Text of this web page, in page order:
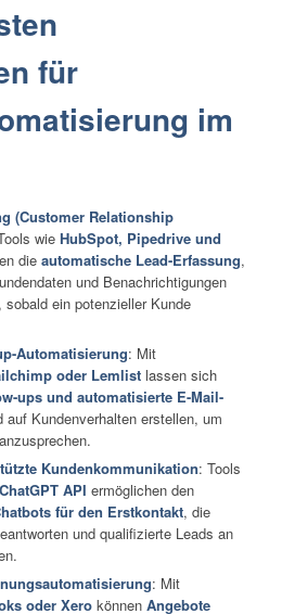
für
im
(Customer Relationship
wie HubSpot, Pipedrive und
die automatische Lead-Erfassung,
und Benachrichtigungen
ein potenzieller Kunde
Automatisierung: Mit
oder Lemlistlassen sich
ups und automatisierte E-Mail-
auf Kundenverhalten erstellen, um
Kundenkommunikation: Tools
API ermöglichen den
für den Erstkontakt, die
und qualifizierte Leads an
: Mit
oder Xerokönnen Angebote